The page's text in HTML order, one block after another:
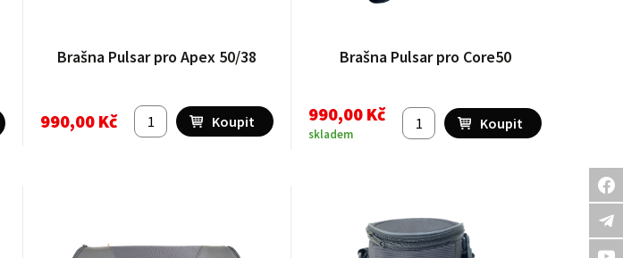
Brašna Pulsar pro Apex 50/38
990,00 Kč
Brašna Pulsar pro Core50
990,00 Kč
skladem